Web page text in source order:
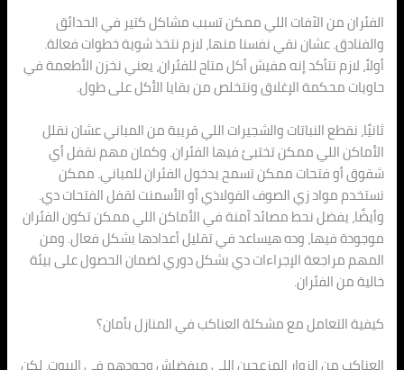
الفئران من الآفات اللي ممكن تسبب مشاكل كتير في الحدائق
والفنادق. عشان نقي نفسنا منها، لازم نتخذ شوية خطوات فعالة.
أولاً، لازم نتأكد إنه مفيش أكل متاح للفئران، يعني نخزن الأطعمة في
حاويات محكمة الإغلاق ونتخلص من بقايا الأكل على طول.
ثانيًا، نقطع النباتات والشجيرات اللي قريبة من المباني عشان نقلل
الأماكن اللي ممكن تختبئ فيها الفئران. وكمان مهم نقفل أي
شقوق أو فتحات ممكن تسمح بدخول الفئران للمباني. ممكن
نستخدم مواد زي الصوف الفولاذي أو الأسمنت لقفل الفتحات دي.
وأيضًا، يفضل نحط مصائد آمنة في الأماكن اللي ممكن تكون الفئران
موجودة فيها، وده هيساعد في تقليل أعدادها بشكل فعال. ومن
المهم مراجعة الإجراءات دي بشكل دوري لضمان الحصول على بيئة
خالية من الفئران.
كيفية التعامل مع مشكلة العناكب في المنازل بأمان؟
العناكب من الزوار المزعجين اللي ميفضلش وجودهم في البيوت، لكن